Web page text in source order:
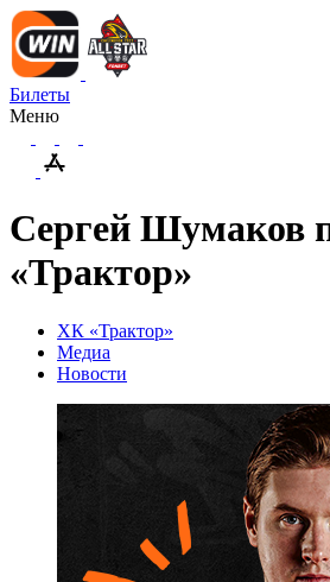
Билеты
Меню
Сергей Шумаков
«Трактор»
ХК «Трактор»
Медиа
Новости